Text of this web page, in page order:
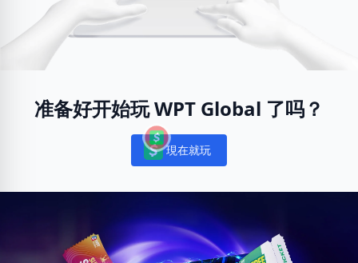
准备好开始玩 WPT Global 了吗？
Notifications
現在就玩